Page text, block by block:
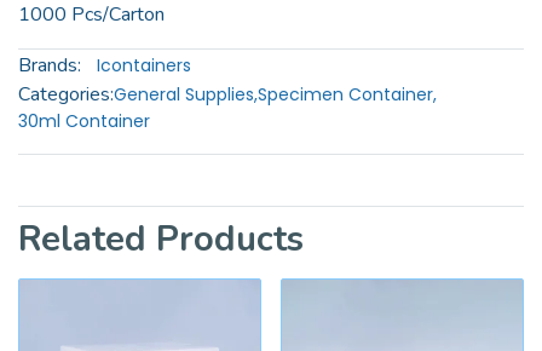
1000 Pcs/Carton
Brands:
Icontainers
Categories:General Supplies,Specimen Container,
30ml Container
Related Products